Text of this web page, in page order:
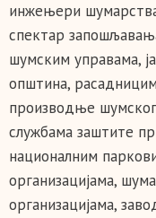
инжењери
спектар
шумским управама,
општина,
производње
службама заштите
националним
организацијама,
организацијама,